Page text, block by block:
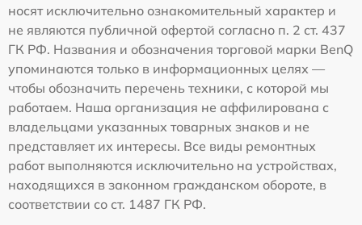
носят исключительно ознакомительный характер и
не являются публичной офертой согласно п. 2 ст. 437
ГК РФ. Названия и обозначения торговой марки BenQ
упоминаются только в информационных целях —
чтобы обозначить перечень техники, с которой мы
работаем. Наша организация не аффилирована с
владельцами указанных товарных знаков и не
представляет их интересы. Все виды ремонтных
работ выполняются исключительно на устройствах,
находящихся в законном гражданском обороте, в
соответствии со ст. 1487 ГК РФ.